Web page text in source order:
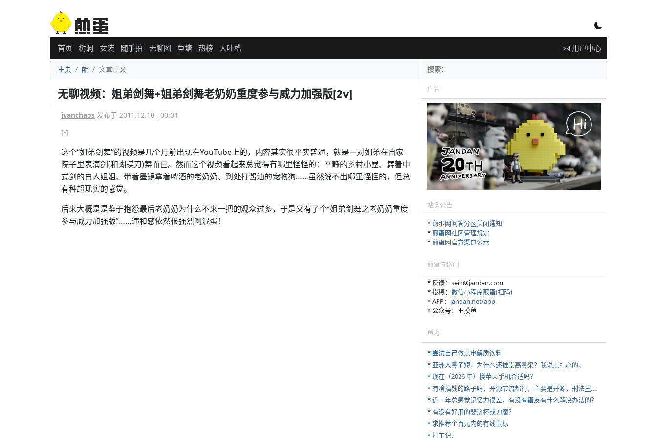
首页 树洞 女装 随手拍 无聊图 鱼塘 热榜 大吐槽 用户中心
主页 酷 文章正文
无聊视频：姐弟剑舞+姐弟剑舞老奶奶重度参与威力加强版[2v]
ivanchaos 发布于 2011.12.10 , 00:04
[-]
这个“姐弟剑舞”的视频是几个月前出现在YouTube上的，内容其实很平实普通，就是一对姐弟在自家
院子里表演剑(和蝴蝶刀)舞而已。然而这个视频看起来总觉得有哪里怪怪的：平静的乡村小屋、舞着中
式剑的白人姐姐、带着墨镜拿着啤酒的老奶奶、到处打酱油的宠物狗……虽然说不出哪里怪怪的，但总
有种超现实的感觉。
后来大概是是鉴于抱怨最后老奶奶为什么不来一把的观众过多，于是又有了个“姐弟剑舞之老奶奶重度
参与威力加强版”……违和感依然很强烈啊混蛋！
广告
站务公告
*煎蛋网问答分区关闭通知
*煎蛋网社区管理规定
*煎蛋网官方渠道公示
煎蛋传送门
* 反馈：sein@jandan.com
* 投稿： 微信小程序煎蛋(扫码)
* APP： jandan.net/app
* 公众号：王摸鱼
鱼塘
* 尝试自己做点电解质饮料
* 亚洲人鼻子短，为什么还推崇高鼻梁？我说点扎心的。
* 现在（2026 年）换苹果手机合适吗？
*
有啥搞钱的路子吗，开源节流都行，主要是开源，刑法里的咱不做
* 近一年总感觉记忆力很差，有没有蛋友有什么解决办法的？
* 有没有好用的斐济杯或刀魔？
* 求推荐个百元内的有线鼠标
* 打工记、